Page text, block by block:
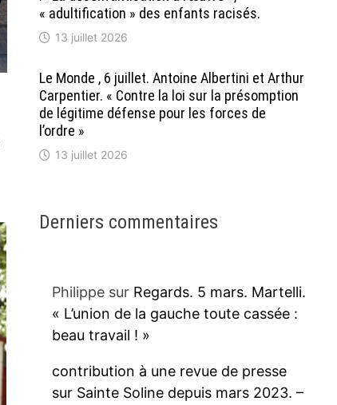
« adultification » des enfants racisés.
13 juillet 2026
Le Monde , 6 juillet. Antoine Albertini et Arthur
Carpentier. « Contre la loi sur la présomption
de légitime défense pour les forces de
l’ordre »
13 juillet 2026
Derniers commentaires
Philippesur Regards. 5 mars. Martelli.
« L’union de la gauche toute cassée :
beau travail ! »
contribution à une revue de presse
sur Sainte Soline depuis mars 2023. –